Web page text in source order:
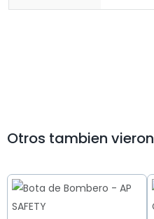
Otros tambien vieron